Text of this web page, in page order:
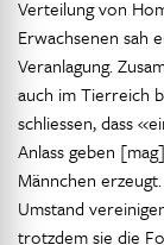
Verteilung von
Erwachsenen sah
Veranlagung.
auch im Tierreich
schliessen, dass
Anlass geben
Männchen
Umstand
trotzdem sie die